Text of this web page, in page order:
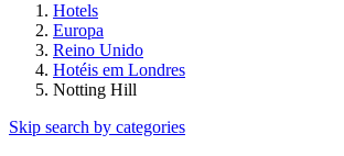
Hotels
Europa
Reino Unido
Hotéis em Londres
Notting Hill
Skip search by categories